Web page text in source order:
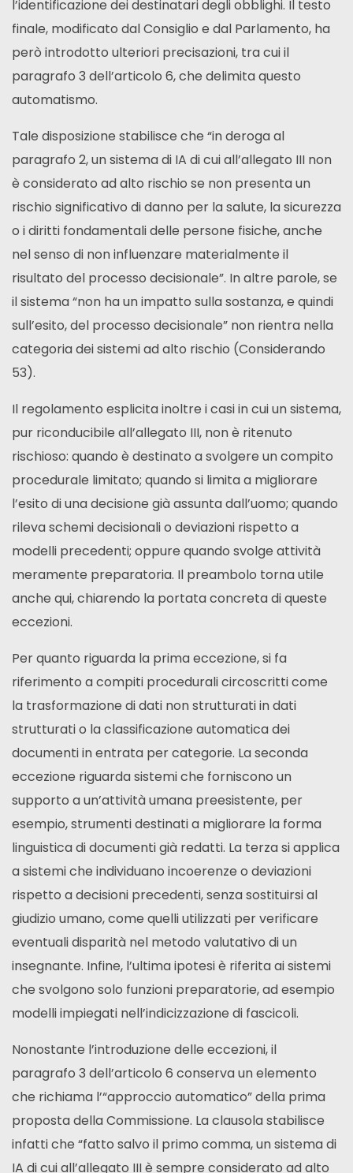
l’identificazione dei destinatari degli obblighi. Il testo
finale, modificato dal Consiglio e dal Parlamento, ha
però introdotto ulteriori precisazioni, tra cui il
paragrafo 3 dell’articolo 6, che delimita questo
automatismo.
Tale disposizione stabilisce che “in deroga al
paragrafo 2, un sistema di IA di cui all’allegato III non
è considerato ad alto rischio se non presenta un
rischio significativo di danno per la salute, la sicurezza
o i diritti fondamentali delle persone fisiche, anche
nel senso di non influenzare materialmente il
risultato del processo decisionale”. In altre parole, se
il sistema “non ha un impatto sulla sostanza, e quindi
sull’esito, del processo decisionale” non rientra nella
categoria dei sistemi ad alto rischio (Considerando
53).
Il regolamento esplicita inoltre i casi in cui un sistema,
pur riconducibile all’allegato III, non è ritenuto
rischioso: quando è destinato a svolgere un compito
procedurale limitato; quando si limita a migliorare
l’esito di una decisione già assunta dall’uomo; quando
rileva schemi decisionali o deviazioni rispetto a
modelli precedenti; oppure quando svolge attività
meramente preparatoria. Il preambolo torna utile
anche qui, chiarendo la portata concreta di queste
eccezioni.
Per quanto riguarda la prima eccezione, si fa
riferimento a compiti procedurali circoscritti come
la trasformazione di dati non strutturati in dati
strutturati o la classificazione automatica dei
documenti in entrata per categorie. La seconda
eccezione riguarda sistemi che forniscono un
supporto a un’attività umana preesistente, per
esempio, strumenti destinati a migliorare la forma
linguistica di documenti già redatti. La terza si applica
a sistemi che individuano incoerenze o deviazioni
rispetto a decisioni precedenti, senza sostituirsi al
giudizio umano, come quelli utilizzati per verificare
eventuali disparità nel metodo valutativo di un
insegnante. Infine, l’ultima ipotesi è riferita ai sistemi
che svolgono solo funzioni preparatorie, ad esempio
modelli impiegati nell’indicizzazione di fascicoli.
Nonostante l’introduzione delle eccezioni, il
paragrafo 3 dell’articolo 6 conserva un elemento
che richiama l’“approccio automatico” della prima
proposta della Commissione. La clausola stabilisce
infatti che “fatto salvo il primo comma, un sistema di
IA di cui all’allegato III è sempre considerato ad alto